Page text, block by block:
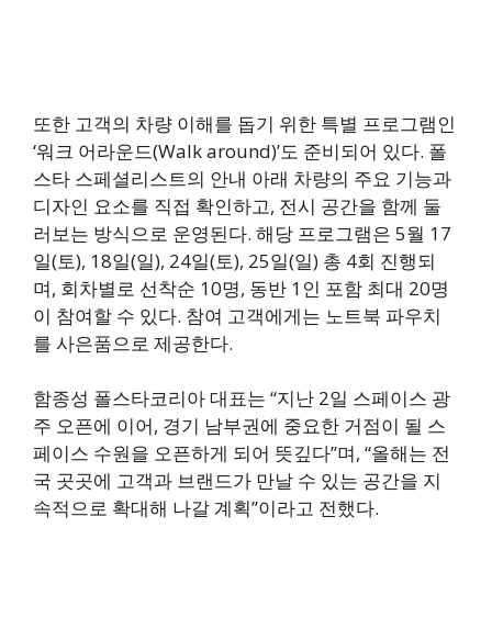
또한 고객의 차량 이해를 돕기 위한 특별 프로그램인
‘워크 어라운드(Walk around)’도 준비되어 있다. 폴
스타 스페셜리스트의 안내 아래 차량의 주요 기능과
디자인 요소를 직접 확인하고, 전시 공간을 함께 둘
러보는 방식으로 운영된다. 해당 프로그램은 5월 17
일(토), 18일(일), 24일(토), 25일(일) 총 4회 진행되
며, 회차별로 선착순 10명, 동반 1인 포함 최대 20명
이 참여할 수 있다. 참여 고객에게는 노트북 파우치
를 사은품으로 제공한다.
함종성 폴스타코리아 대표는 “지난 2일 스페이스 광
주 오픈에 이어, 경기 남부권에 중요한 거점이 될 스
페이스 수원을 오픈하게 되어 뜻깊다”며, “올해는 전
국 곳곳에 고객과 브랜드가 만날 수 있는 공간을 지
속적으로 확대해 나갈 계획”이라고 전했다.